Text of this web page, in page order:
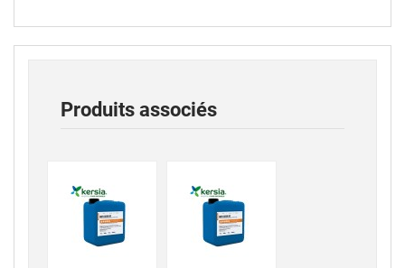
Produits associés